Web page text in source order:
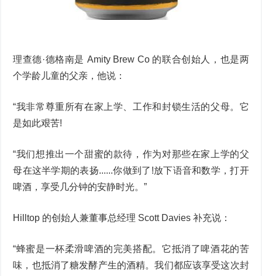
理查德·德格南是 Amity Brew Co 的联合创始人，也是两
个学龄儿童的父亲，他说：
“我非常尊重所有在家上学、工作和封锁生活的父母。它
是如此艰苦!
“我们想推出一个甜蜜的款待，作为对那些在家上学的父
母在这半学期的表扬......你做到了!放下语音和数学，打开
啤酒，享受几分钟的安静时光。”
Hilltop 的创始人兼董事总经理 Scott Davies 补充说：
“蜂蜜是一杯柔滑啤酒的完美搭配。它抵消了啤酒花的苦
味，也抵消了糖发酵产生的酒精。我们都应该享受这次封